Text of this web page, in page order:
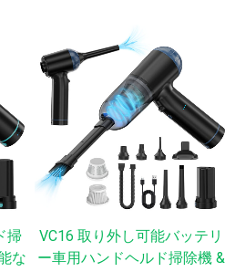
掃
な
VC16 取り外し可能バッテリ
ー車用ハンドヘルド掃除機 &